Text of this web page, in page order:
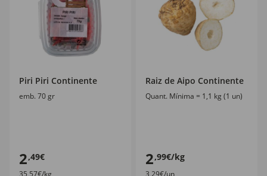
Piri Piri Continente
emb. 70 gr
2,49€
35,57€/kg
Raiz de Aipo Continente
Quant. Mínima = 1,1 kg (1 un)
2,99€/kg
3,29€/un